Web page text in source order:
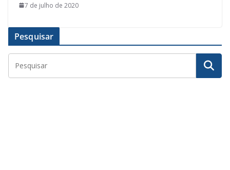
7 de julho de 2020
Pesquisar